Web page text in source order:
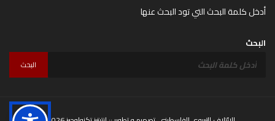
أدخل كلمة البحث التي تود البحث عنها
البحث
البحث